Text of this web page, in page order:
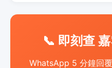
📞 即刻查
WhatsApp 5 分鐘回覆